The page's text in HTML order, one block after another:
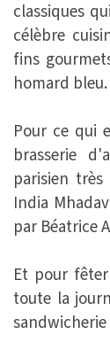
classiques
célèbre
fins
homard bleu.
Pour ce qui
brasserie
parisien
India
par Béatrice
Et pour
toute la